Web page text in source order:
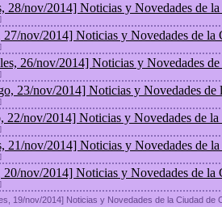
28/nov/2014] Noticias y Novedades de
27/nov/2014] Noticias y Novedades de la
26/nov/2014] Noticias y Novedades
23/nov/2014] Noticias y Novedades de
22/nov/2014] Noticias y Novedades de
21/nov/2014] Noticias y Novedades de
20/nov/2014] Noticias y Novedades de la
19/nov/2014] Noticias y Novedades de la Ciudad de